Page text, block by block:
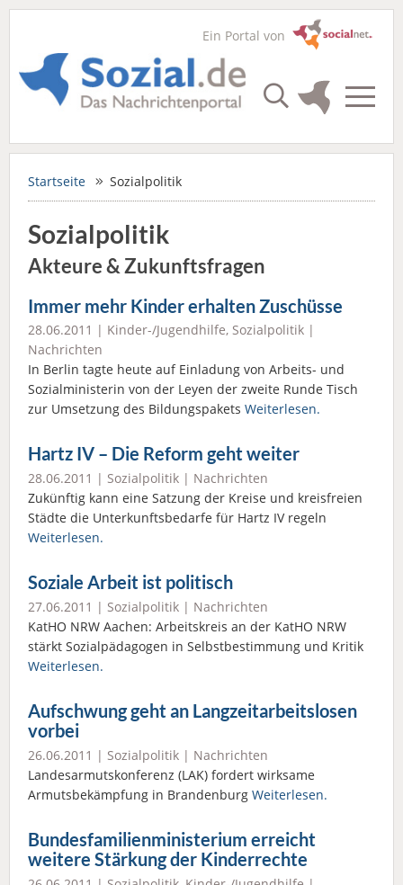
Ein Portal von
Startseite Sozialpolitik
Sozialpolitik
Akteure & Zukunftsfragen
Immer mehr Kinder erhalten Zuschüsse
28.06.2011 | Kinder-/Jugendhilfe, Sozialpolitik |
Nachrichten
In Berlin tagte heute auf Einladung von Arbeits- und
Sozialministerin von der Leyen der zweite Runde Tisch
zur Umsetzung des Bildungspakets Weiterlesen.
Hartz IV – Die Reform geht weiter
28.06.2011 | Sozialpolitik | Nachrichten
Zukünftig kann eine Satzung der Kreise und kreisfreien
Städte die Unterkunftsbedarfe für Hartz IV regeln
Weiterlesen.
Soziale Arbeit ist politisch
27.06.2011 | Sozialpolitik | Nachrichten
KatHO NRW Aachen: Arbeitskreis an der KatHO NRW
stärkt Sozialpädagogen in Selbstbestimmung und Kritik
Weiterlesen.
Aufschwung geht an Langzeitarbeitslosen
vorbei
26.06.2011 | Sozialpolitik | Nachrichten
Landesarmutskonferenz (LAK) fordert wirksame
Armutsbekämpfung in Brandenburg Weiterlesen.
Bundesfamilienministerium erreicht
weitere Stärkung der Kinderrechte